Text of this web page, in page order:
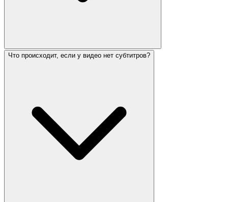
Что происходит, если у видео нет субтитров?